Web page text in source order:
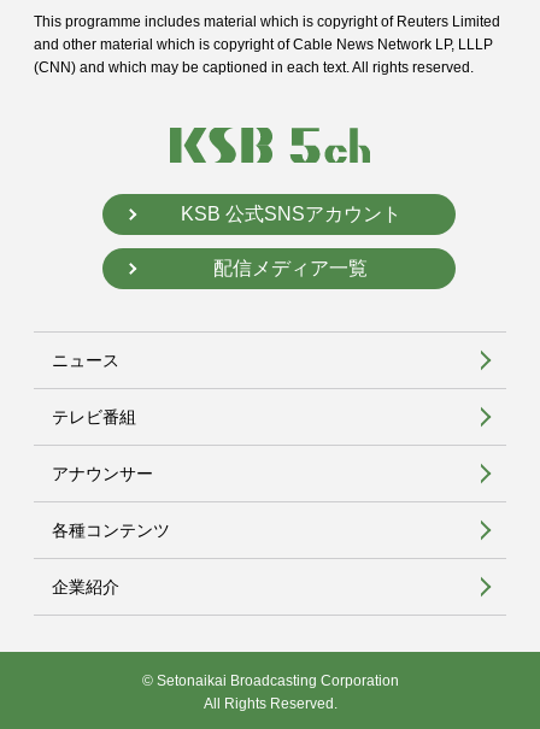
This programme includes material which is copyright of Reuters Limited
and other material which is copyright of Cable News Network LP, LLLP
(CNN) and which may be captioned in each text. All rights reserved.
KSB 公式SNSアカウント
配信メディア一覧
ニュース
テレビ番組
アナウンサー
各種コンテンツ
企業紹介
© Setonaikai Broadcasting Corporation
All Rights Reserved.